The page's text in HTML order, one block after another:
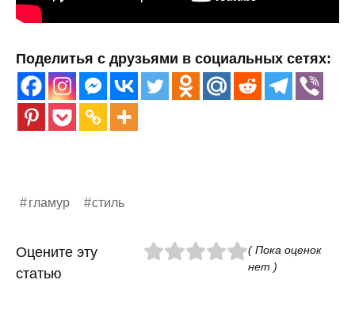
Поделитья с друзьями в социальных сетях:
гламур стиль
Оцените эту
статью
( Пока оценок
нет )